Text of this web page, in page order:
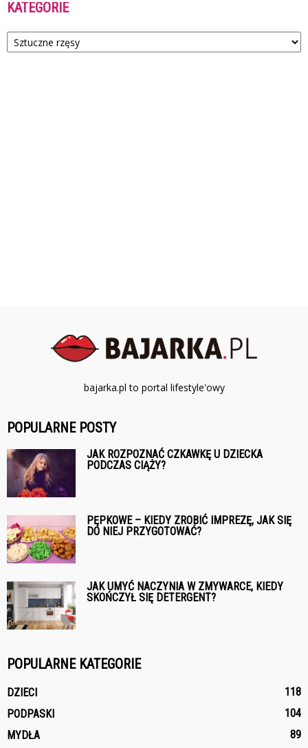
KATEGORIE
Kategorie
bajarka.pl to portal lifestyle'owy
POPULARNE POSTY
JAK ROZPOZNAĆ CZKAWKĘ U DZIECKA
PODCZAS CIĄŻY?
PĘPKOWE – KIEDY ZROBIĆ IMPREZĘ, JAK SIĘ
DO NIEJ PRZYGOTOWAĆ?
JAK UMYĆ NACZYNIA W ZMYWARCE, KIEDY
SKOŃCZYŁ SIĘ DETERGENT?
POPULARNE KATEGORIE
DZIECI
118
PODPASKI
104
MYDŁA
89